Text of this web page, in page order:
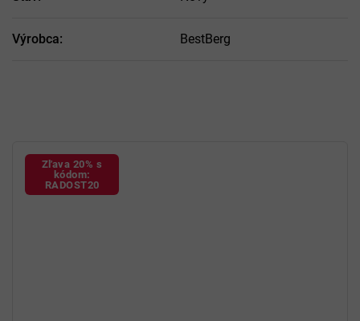
Výrobca: BestBerg
Zľava 20% s
kódom:
RADOST20